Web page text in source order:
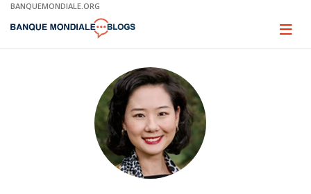
Skip
Main
BANQUEMONDIALE.ORG
Page